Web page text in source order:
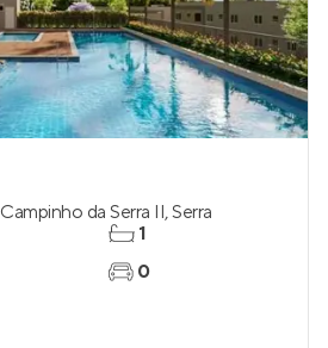
Campinho da Serra II,Serra
1
0